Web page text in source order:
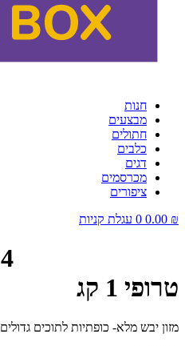
חנות
מבצעים
חתולים
כלבים
דגים
מכרסמים
ציפורים
0.00 ₪
0 עגלת קניות
טרופי 1 קג
מזון יבש מלא- כופתיות לתוכים גדולים